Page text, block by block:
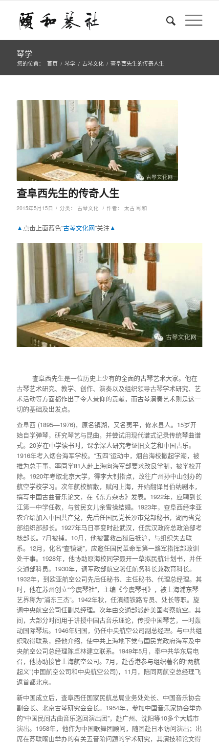
琴学
您的位置： 首页 / 琴学 / 古琴文化 / 查阜西先生的传奇人生
查阜西先生的传奇人生
2015年5月15日 / 分类： 古琴文化 / 作者： 太古 颐和
▲ 点击上面蓝色“古琴文化网”关注▲
查阜西先生是一位历史上少有的全面的古琴艺术大家。他在
古琴艺术研究、教学、创作、演奏以及组织领导古琴学术研究、艺
术活动等方面都作出了令人景仰的贡献，而古琴演奏艺术则是这一
切的基础及出发点。
查阜西 (1895—1976)，原名镇湖，又名夷平，修水县人。15岁开
始自学弹琴，研究琴艺与昆曲，并尝试用现代谱式记录传统琴曲谱
式。20岁在中学读书时，课余深人研究考证旧文艺和中国古乐。
1916年考入烟台海军学校。“五四”运动中，烟台海校掀起学潮，被
推为总干事，率同学81人赴上海向海军部要求改良学制，被学校开
除。1920年考取北京大学，得李大钊指点，改往广州孙中山创办的
航空学校学习。次年航校解散，赋闲上海，开始翻译肖伯纳剧本，
撰写中国古曲音乐论文，在《东方杂志》发表。1922年，应聘到长
江第一中学任教，与贫民女儿余雪操结婚。1923年，查阜西经李亚
农介绍加入中国共产党，先后任国民党长沙市党部秘书，湖南省党
部组织部部长。1927年马日事变时赴武汉，任武汉政府总政治部考
核部长。7月被捕。10月，他被营救出狱后抵沪，与组织失去联
系。12月，化名“查镇湖”，应邀任国民革命军第一路军指挥部政训
处干事。1928年，他协助原海校同学聂开一草拟民航计划书，并任
交通部科员。1930年，调军政部航空署任航务科长兼教育科长。
1932年，到欧亚航空公司先后任秘书、主任秘书、代理总经理。其
时，他在苏州创立“今虞琴社”，主编《今虞琴刊》，被上海浦东琴
艺界称为“浦东三杰”。1942年秋，任滇缅铁路专员、处长等职。旋
调中央航空公司任副总经理。次年由交通部派赴美国考察航空。其
间，大部分时间用于讲授中国古音乐理论，传授中国琴艺，一时轰
动国际琴坛。1946年归国，仍任中央航空公司副总经理。与中共组
织取得联系，经他介绍，使中共上海地下党与国民党政府海军及中
央航空公司总经理陈卓林建立联系。1949年5月，奉中共华东局电
召，他协助接管上海航空公司。7月，赴香港参与组织著名的“两航
起义”(中国航空公司和中央航空公司)，11月，陪同两航空总经理飞
返首都北京。
新中国成立后，查阜西任国家民航总局业务处处长、中国音乐协会
副会长、北京古琴研究会会长。1954年，参加中国音乐家协会举办
的“中国民间古曲音乐巡回演出团”，赴广州、沈阳等10多个大城市
演出。1958年，他作为中国歌舞团顾问，随团赴日本访问演出；出
席在苏联喀山举办的有关五音阶问题的学术研究，其演技和论文得